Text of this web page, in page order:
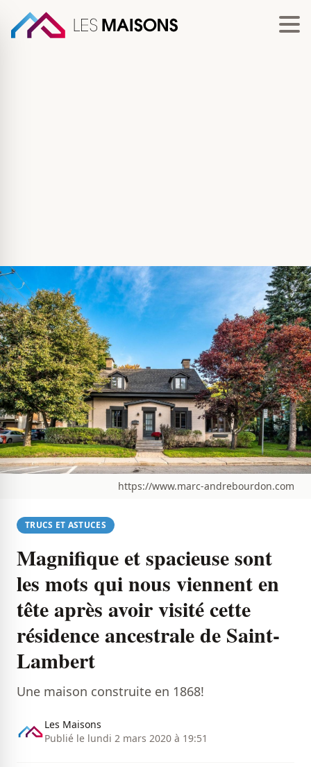
https://www.marc-andrebourdon.com
TRUCS ET ASTUCES
Magnifique et spacieuse sont
les mots qui nous viennent en
tête après avoir visité cette
résidence ancestrale de Saint-
Lambert
Une maison construite en 1868!
Les Maisons
Publié le lundi 2 mars 2020 à 19:51